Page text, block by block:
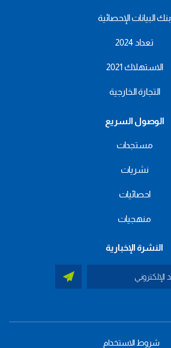
بنك البيانات الإحصائية
تعداد 2024
الاستهلاك 2021
التجارة الخارجية
الوصول السريع
مستجدات
نشريات
احصائيات
منهجيات
النشرة الإخبارية
شروط الاستخدام